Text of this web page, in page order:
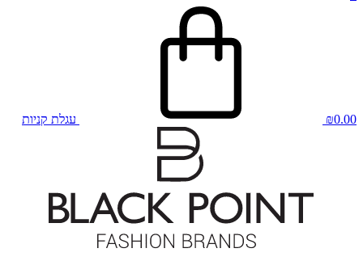
₪0.00 עגלת קניות